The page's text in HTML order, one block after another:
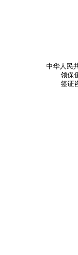
中华人民
领保
签证